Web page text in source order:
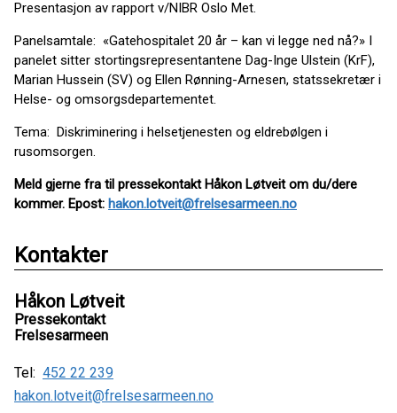
Presentasjon av rapport v/NIBR Oslo Met.
Panelsamtale: «Gatehospitalet 20 år – kan vi legge ned nå?» I
panelet sitter stortingsrepresentantene Dag-Inge Ulstein (KrF),
Marian Hussein (SV) og Ellen Rønning-Arnesen, statssekretær i
Helse- og omsorgsdepartementet.
Tema: Diskriminering i helsetjenesten og eldrebølgen i
rusomsorgen.
Meld gjerne fra til pressekontakt Håkon Løtveit om du/dere
kommer. Epost: hakon.lotveit@frelsesarmeen.no
Kontakter
Håkon Løtveit
Pressekontakt
Frelsesarmeen
Tel: 452 22 239
hakon.lotveit@frelsesarmeen.no